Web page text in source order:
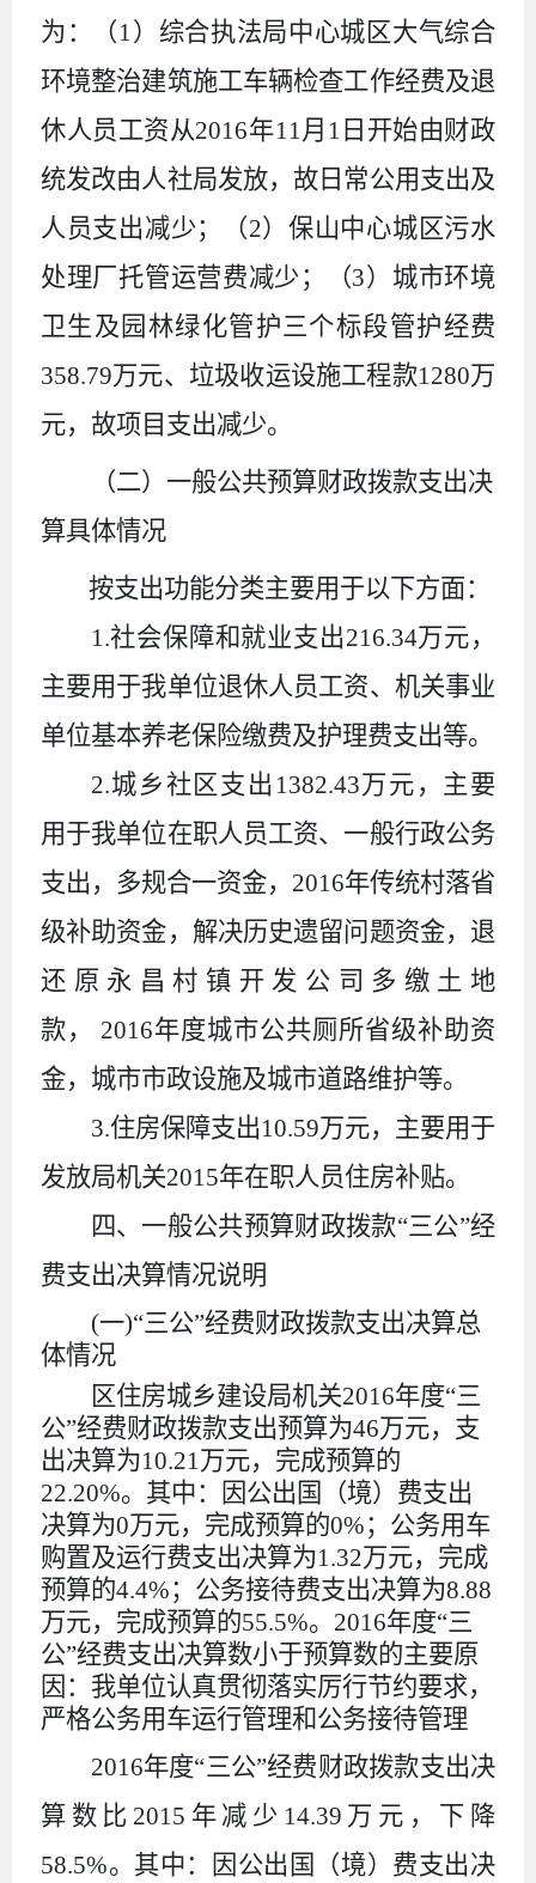
为：（ 1）综合执法局中心城区大气综合
环境整治建筑施工车辆检查工作经费及退
休人员工资从2016年11月 1 日开始由财政
统发改由人社局发放，故日常公用支出及
人员支出减少；（2）保山中心城区污水
处理厂托管运营费减少；（3）城市环境
卫生及园林绿化管护三个标段管护经费
358.79万元、垃圾收运设施工程款1280万
元，故项目支出减少。
（二）一般公共预算财政拨款支出决
算具体情况
按支出功能分类主要用于以下方面：
1.社会保障和就业支出216.34万元，
主要用于我单位退休人员工资、机关事业
单位基本养老保险缴费及护理费支出等。
2.城乡社区支出 1382.43万元，主要
用于我单位在职人员工资、一般行政公务
支出，多规合一资金， 2016年传统村落省
级补助资金，解决历史遗留问题资金，退
还原永昌村镇开发公司多缴土地
款， 2016年度城市公共厕所省级补助资
金，城市市政设施及城市道路维护等。
3.住房保障支出10.59万元，主要用于
发放局机关2015年在职人员住房补贴。
四、一般公共预算财政拨款“三公”经
费支出决算情况说明
(一)“三公”经费财政拨款支出决算总
体情况
区住房城乡建设局机关2016年度“三
公”经费财政拨款支出预算为46万元，支
出决算为10.21万元，完成预算的
22.20%。其中：因公出国（境）费支出
决算为0万元，完成预算的0%；公务用车
购置及运行费支出决算为1.32万元，完成
预算的4.4%；公务接待费支出决算为8.88
万元，完成预算的55.5%。2016年度“三
公”经费支出决算数小于预算数的主要原
因：我单位认真贯彻落实厉行节约要求，
严格公务用车运行管理和公务接待管理
2016年度“三公”经费财政拨款支出决
算数比2015年减少14.39万元，下降
58.5%。其中：因公出国（境）费支出决